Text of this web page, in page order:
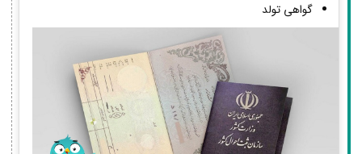
گواهی تولد